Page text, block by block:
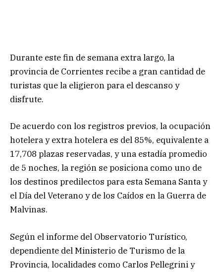
Durante este fin de semana extra largo, la
provincia de Corrientes recibe a gran cantidad de
turistas que la eligieron para el descanso y
disfrute.
De acuerdo con los registros previos, la ocupación
hotelera y extra hotelera es del 85%, equivalente a
17,708 plazas reservadas, y una estadía promedio
de 5 noches, la región se posiciona como uno de
los destinos predilectos para esta Semana Santa y
el Día del Veterano y de los Caídos en la Guerra de
Malvinas.
Según el informe del Observatorio Turístico,
dependiente del Ministerio de Turismo de la
Provincia, localidades como Carlos Pellegrini y